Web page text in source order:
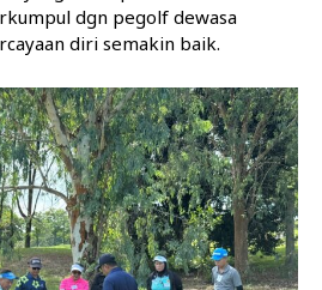
dgn pegolf dewasa
diri semakin baik.